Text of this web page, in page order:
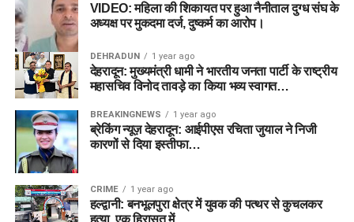
VIDEO: महिला की शिकायत पर हुआ नैनीताल दुग्ध संघ के
अध्यक्ष पर मुकदमा दर्ज, दुष्कर्म का आरोप।
DEHRADUN 1 year ago
देहरादून: मुख्यमंत्री धामी ने भारतीय जनता पार्टी के राष्ट्रीय
महासचिव विनोद तावड़े का किया भव्य स्वागत…
BREAKINGNEWS 1 year ago
ब्रेकिंग न्यूज़ देहरादून: आईपीएस रचिता जुयाल ने निजी
कारणों से दिया इस्तीफा…
CRIME 1 year ago
हल्द्वानी: बनभूलपुरा क्षेत्र में युवक की पत्थर से कुचलकर